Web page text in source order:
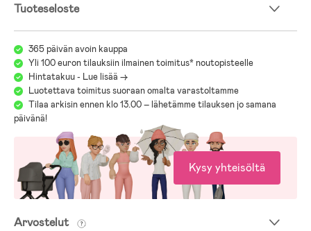
Tuoteseloste
365 päivän avoin kauppa
Yli 100 euron tilauksiin ilmainen toimitus* noutopisteelle
Hintatakuu - Lue lisää ->
Luotettava toimitus suoraan omalta varastoltamme
Tilaa arkisin ennen klo 13.00 – lähetämme tilauksen jo samana
päivänä!
Kysy yhteisöltä
Arvostelut